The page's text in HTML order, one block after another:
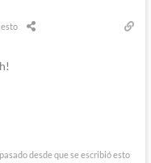
esto
desde que se escribió esto